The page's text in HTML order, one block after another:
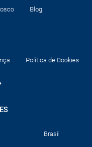
Blog
Política de Cookies
Brasil